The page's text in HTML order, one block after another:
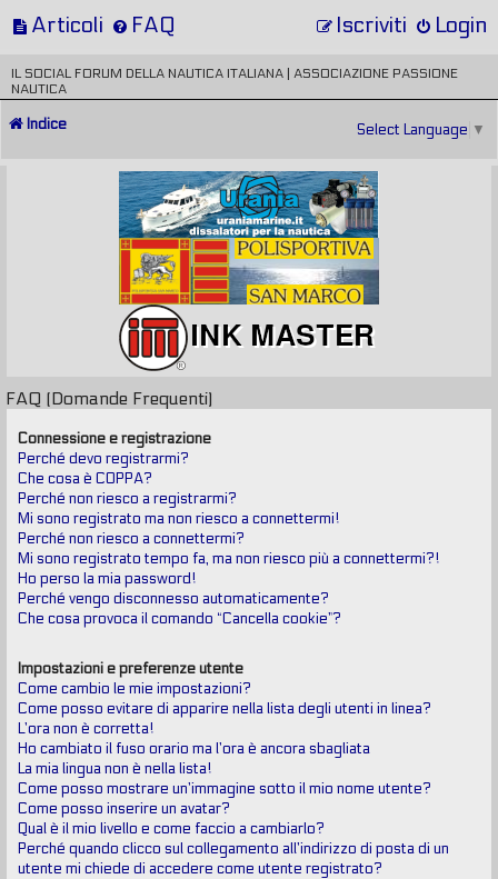
Articoli FAQ Login
Iscriviti
IL SOCIAL FORUM DELLA NAUTICA ITALIANA | ASSOCIAZIONE PASSIONE
NAUTICA
Indice Select Language ▼
FAQ (Domande Frequenti)
Connessione e registrazione
Perché devo registrarmi?
Che cosa è COPPA?
Perché non riesco a registrarmi?
Mi sono registrato ma non riesco a connettermi!
Perché non riesco a connettermi?
Mi sono registrato tempo fa, ma non riesco più a connettermi?!
Ho perso la mia password!
Perché vengo disconnesso automaticamente?
Che cosa provoca il comando “Cancella cookie”?
Impostazioni e preferenze utente
Come cambio le mie impostazioni?
Come posso evitare di apparire nella lista degli utenti in linea?
L’ora non è corretta!
Ho cambiato il fuso orario ma l’ora è ancora sbagliata
La mia lingua non è nella lista!
Come posso mostrare un’immagine sotto il mio nome utente?
Come posso inserire un avatar?
Qual è il mio livello e come faccio a cambiarlo?
Perché quando clicco sul collegamento all’indirizzo di posta di un
utente mi chiede di accedere come utente registrato?